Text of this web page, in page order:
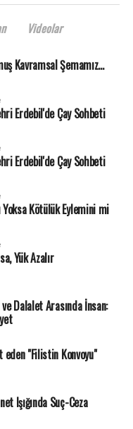
Videolar
Kavramsal Şemamız…
Erdebil'de Çay Sohbeti
Erdebil'de Çay Sohbeti
Kötülük Eylemini mi
Yük Azalır
Dalalet Arasında İnsan:
"Filistin Konvoyu"
Işığında Suç-Ceza